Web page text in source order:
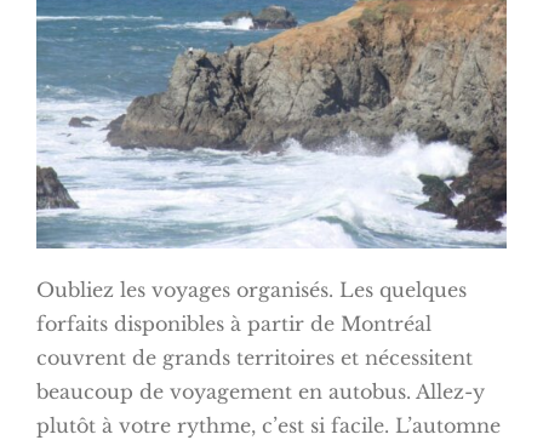
Oubliez les voyages organisés. Les quelques
forfaits disponibles à partir de Montréal
couvrent de grands territoires et nécessitent
beaucoup de voyagement en autobus. Allez-y
plutôt à votre rythme, c’est si facile. L’automne